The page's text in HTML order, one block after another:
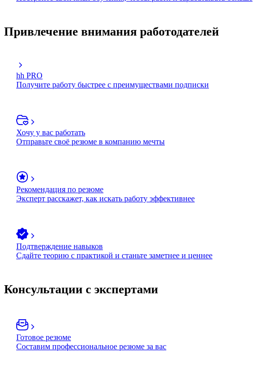
Привлечение внимания работодателей
hh PRO
Получите работу быстрее с преимуществами подписки
Хочу у вас работать
Отправьте своё резюме в компанию мечты
Рекомендация по резюме
Эксперт расскажет, как искать работу эффективнее
Подтверждение навыков
Сдайте теорию с практикой и станьте заметнее и ценнее
Консультации с экспертами
Готовое резюме
Составим профессиональное резюме за вас